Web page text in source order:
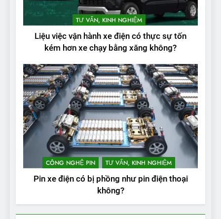
TƯ VẤN, KINH NGHIỆM
Liệu việc vận hành xe điện có thực sự tốn
kém hơn xe chạy bằng xăng không?
CÔNG NGHỆ PIN TƯ VẤN, KINH NGHIỆM
Pin xe điện có bị phồng như pin điện thoại
không?
2
Test quãng đường thực tế
bố từ nhà sản xuất
THỬ NGHIỆM PHẠM VI PIN
3
Thử nghiệm phạm vi thực tế
của Tesla Model 3 LR 2024
THỬ NGHIỆM PHẠM VI PIN
VinFast VF 8 chạy cao tốc
được bao xa, mỗi kW điện đi
được bao nhiêu km?
THỬ NGHIỆM PHẠM VI PIN
VinFast VF 5 di chuyển được